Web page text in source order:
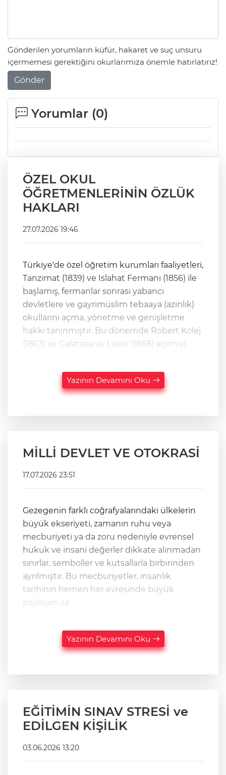
Gönderilen yorumların küfür, hakaret ve suç unsuru
içermemesi gerektiğini okurlarımıza önemle hatırlatırız!
Gönder
Yorumlar (0)
ÖZEL OKUL
ÖĞRETMENLERİNİN ÖZLÜK
HAKLARI
27.07.2026 19:46
Türkiye'de özel öğretim kurumları faaliyetleri,
Tanzimat (1839) ve Islahat Fermanı (1856) ile
başlamış, fermanlar sonrası yabancı
devletlere ve gayrimüslim tebaaya (azınlık)
okullarını açma, yönetme ve genişletme
hakkı tanınmıştır. Bu dönemde Robert Kolej
(1863) ve Galatasaray Lisesi (1868) açılmışt
Yazının Devamını Oku
MİLLİ DEVLET VE OTOKRASİ
17.07.2026 23:51
Gezegenin farklı coğrafyalarındaki ülkelerin
büyük ekseriyeti, zamanın ruhu veya
mecburiyeti ya da zoru nedeniyle evrensel
hukuk ve insani değerler dikkate alınmadan
sınırlar, semboller ve kutsallarla birbirinden
ayrılmıştır. Bu mecburiyetler, insanlık
tarihinin hemen her evresinde büyük
paylaşım sa
Yazının Devamını Oku
EĞİTİMİN SINAV STRESİ ve
EDİLGEN KİŞİLİK
03.06.2026 13:20